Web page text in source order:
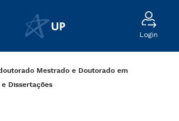
Login
Mestrado e Doutorado em
e Dissertações